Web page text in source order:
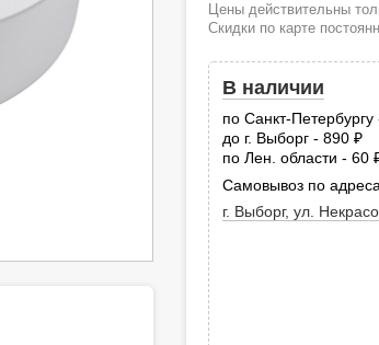
Цены действительны
Скидки по карте
В наличии
по Санкт-Петербургу
до г. Выборг - 890
по Лен. области - 60
Самовывоз по
г. Выборг, ул.